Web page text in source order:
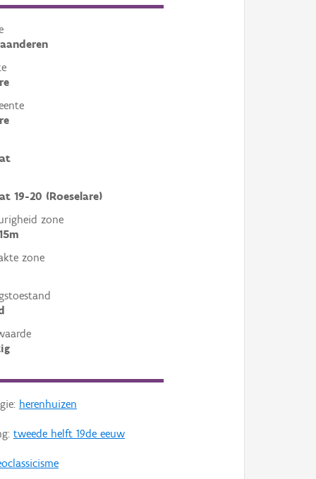
19-20 (Roeselare)
zone
zone
herenhuizen
tweede helft 19de eeuw